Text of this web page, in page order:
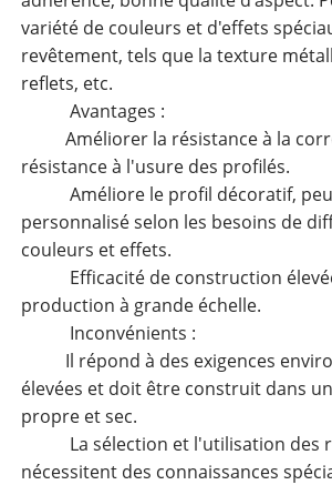
variété de couleurs et d'effets
revêtement, tels que la texture
reflets, etc.
Avantages :
Améliorer la résistance à la
résistance à l'usure des profilés.
Améliore le profil décoratif,
personnalisé selon les besoins de
couleurs et effets.
Efficacité de construction
production à grande échelle.
Inconvénients :
Il répond à des exigences
élevées et doit être construit dans
propre et sec.
La sélection et l'utilisation des
nécessitent des connaissances